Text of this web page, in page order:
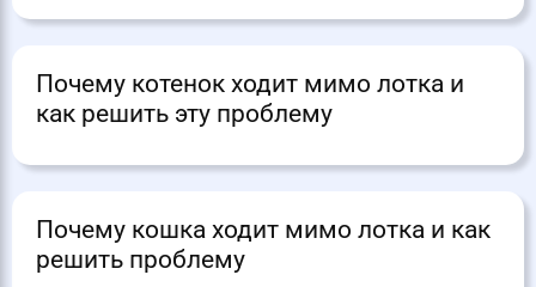
Почему котенок ходит мимо лотка и
как решить эту проблему
Почему кошка ходит мимо лотка и как
решить проблему